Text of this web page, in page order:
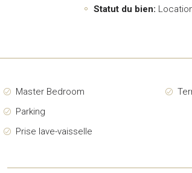
Statut du bien:
Master Bedroom
Parking
Prise lave-vaisselle